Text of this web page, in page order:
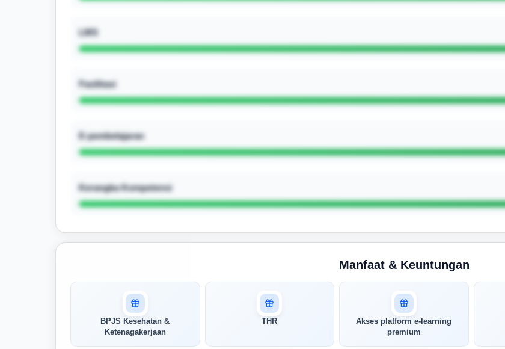
LMS
Fasilitasi
E-pembelajaran
Kerangka Kompetensi
pertandingan AI Anda
AI kami menganalisis profil Anda dan
menunjukkan seberapa cocok keahlian
Anda dengan peran ini
Manfaat & Keuntungan
BPJS Kesehatan &
Ketenagakerjaan
THR
Akses platform e-learning
premium